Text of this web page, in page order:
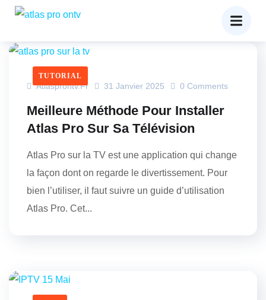
TUTORIAL
Atlasprontv.fr 31 Janvier 2025 0 Comments
Meilleure Méthode Pour Installer
Atlas Pro Sur Sa Télévision
Atlas Pro sur la TV est une application qui change
la façon dont on regarde le divertissement. Pour
bien l’utiliser, il faut suivre un guide d’utilisation
Atlas Pro. Cet...